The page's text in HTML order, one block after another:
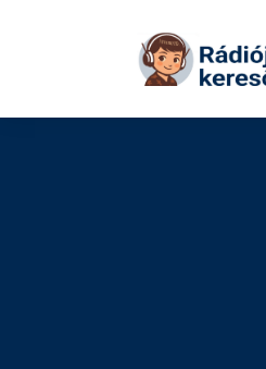
Tovább a tartalomhoz